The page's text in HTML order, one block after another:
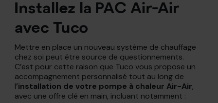
Installez la PAC Air-Air
avec Tuco
Mettre en place un nouveau système de chauffage
chez soi peut être source de questionnements.
C’est pour cette raison que Tuco vous propose un
accompagnement personnalisé tout au long de
l’installation de votre pompe à chaleur Air-Air,
avec une offre clé en main, incluant notamment :